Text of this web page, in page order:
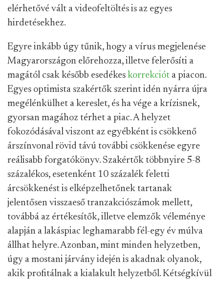
elérhetővé vált a videofeltöltés is az egyes
hirdetésekhez.
Egyre inkább úgy tűnik, hogy a vírus megjelenése
Magyarországon előrehozza, illetve felerősíti a
magától csak később esedékes korrekciót a piacon.
Egyes optimista szakértők szerint idén nyárra újra
megélénkülhet a kereslet, és ha vége a krízisnek,
gyorsan magához térhet a piac. A helyzet
fokozódásával viszont az egyébként is csökkenő
árszínvonal rövid távú további csökkenése egyre
reálisabb forgatókönyv. Szakértők többnyire 5-8
százalékos, esetenként 10 százalék feletti
árcsökkenést is elképzelhetőnek tartanak
jelentősen visszaeső tranzakciószámok mellett,
továbbá az értékesítők, illetve elemzők véleménye
alapján a lakáspiac leghamarabb fél-egy év múlva
állhat helyre. Azonban, mint minden helyzetben,
úgy a mostani járvány idején is akadnak olyanok,
akik profitálnak a kialakult helyzetből. Kétségkívül